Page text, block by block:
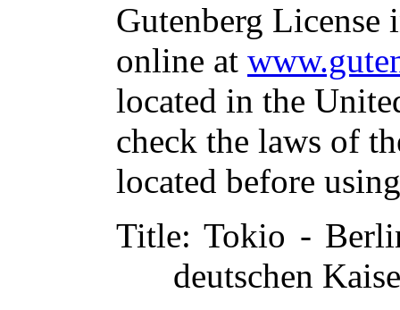
Gutenberg
online at
located in the
check the laws of
located before
Title: Tokio -
deutschen